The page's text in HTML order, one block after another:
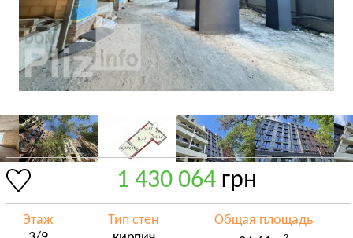
1 430 064 грн
Этаж
Тип стен
Общая площадь